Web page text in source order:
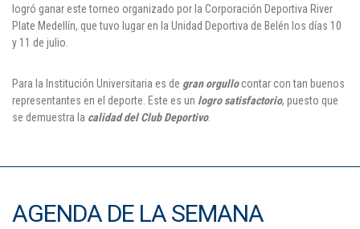
logró ganar este torneo organizado por la Corporación Deportiva River
Plate Medellín, que tuvo lugar en la Unidad Deportiva de Belén los días 10
y 11 de julio.
Para la Institución Universitaria es de gran orgullocontar con tan buenos
representantes en el deporte. Este es un logro satisfactorio, puesto que
se demuestra la calidad del Club Deportivo.
AGENDA DE LA SEMANA
Contáctanos
Comunícate con nosotros
Línea de Atención al Cliente
Inscripciones permanentes